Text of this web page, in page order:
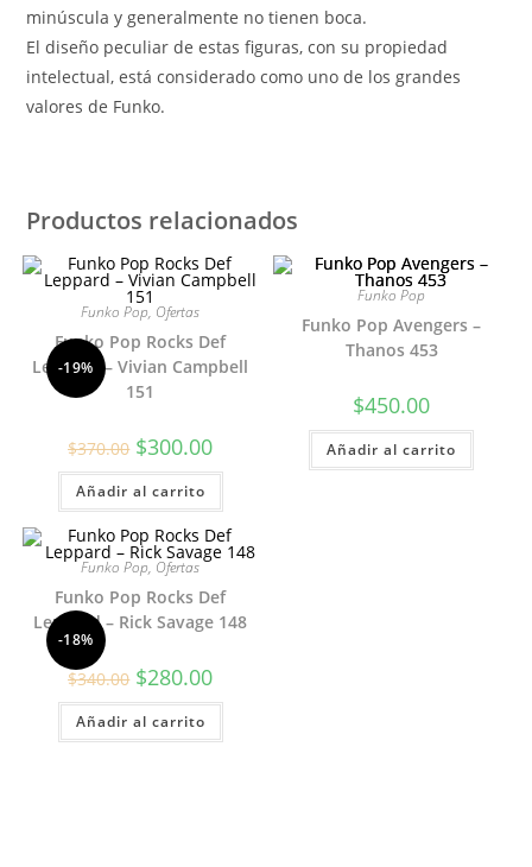
minúscula y generalmente no tienen boca.
El diseño peculiar de estas figuras, con su propiedad
intelectual, está considerado como uno de los grandes
valores de Funko.
Productos relacionados
-19%
Funko Pop, Ofertas
Funko Pop Rocks Def
Leppard – Vivian Campbell
151
$370.00 El
precio
original
era:
$370.00.
$300.00El
actual
$300.00.
Añadir al carrito
Funko Pop
Funko Pop Avengers –
Thanos 453
$450.00
Añadir al carrito
-18%
Funko Pop, Ofertas
Funko Pop Rocks Def
Leppard – Rick Savage 148
$340.00 El
precio
original
era:
$340.00.
$280.00El
actual
$280.00.
Añadir al carrito